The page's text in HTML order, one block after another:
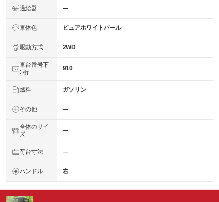
過給器 ―
車体色 ピュアホワイトパール
駆動方式 2WD
車台番号下
3桁
910
燃料 ガソリン
その他 ―
全体のサイ
ズ
―
荷台寸法 ―
ハンドル 右